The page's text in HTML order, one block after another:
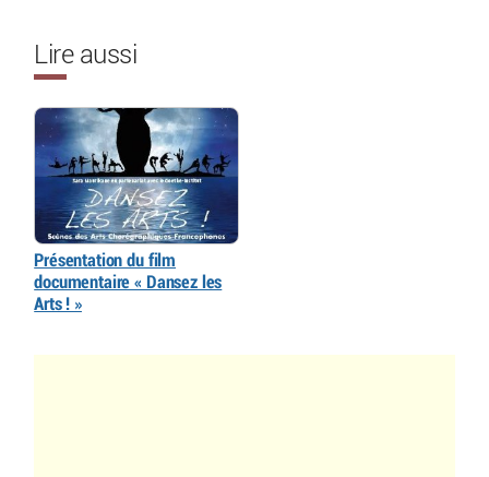
Lire aussi
Présentation du film
documentaire « Dansez les
Arts ! »